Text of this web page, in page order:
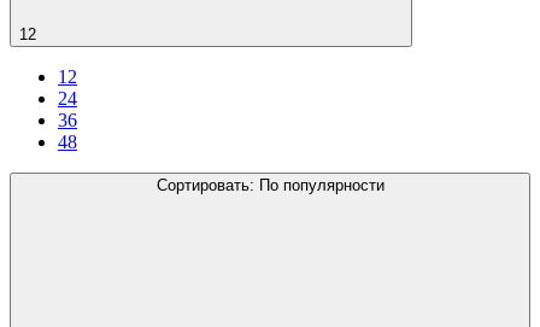
12
12
24
36
48
Сортировать: По популярности